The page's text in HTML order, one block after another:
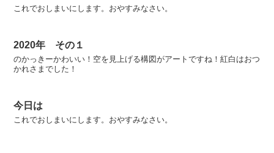
これでおしまいにします。おやすみなさい。
2020年 その１
のかっきーかわいい！空を見上げる構図がアートですね！紅白はおつ
かれさまでした！
今日は
これでおしまいにします。おやすみなさい。